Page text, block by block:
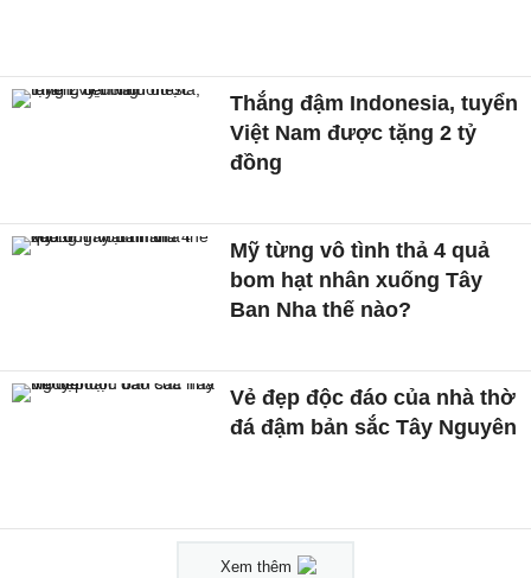
Thắng đậm Indonesia, tuyển
Việt Nam được tặng 2 tỷ
đồng
Mỹ từng vô tình thả 4 quả
bom hạt nhân xuống Tây
Ban Nha thế nào?
Vẻ đẹp độc đáo của nhà thờ
đá đậm bản sắc Tây Nguyên
Xem thêm